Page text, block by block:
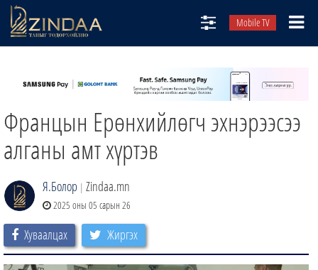
Mobile TV
ТВ8
ӨГЛӨӨНИЙ СОНИН
АУДИО ЗОХИОЛ
Францын Ерөнхийлөгч эхнэрээсээ
алганы амт хүртэв
Я.Болор | Zindaa.mn
2025 оны 05 сарын 26
Хуваалцах Жиргэх